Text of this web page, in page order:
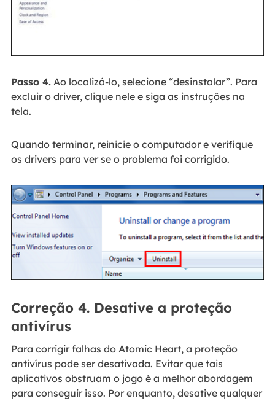
Passo 4.Ao localizá-lo, selecione “desinstalar”. Para
excluir o driver, clique nele e siga as instruções na
tela.
Quando terminar, reinicie o computador e verifique
os drivers para ver se o problema foi corrigido.
Correção 4. Desative a proteção
antivírus
Para corrigir falhas do Atomic Heart, a proteção
antivírus pode ser desativada. Evitar que tais
aplicativos obstruam o jogo é a melhor abordagem
para conseguir isso. Por enquanto, desative qualquer